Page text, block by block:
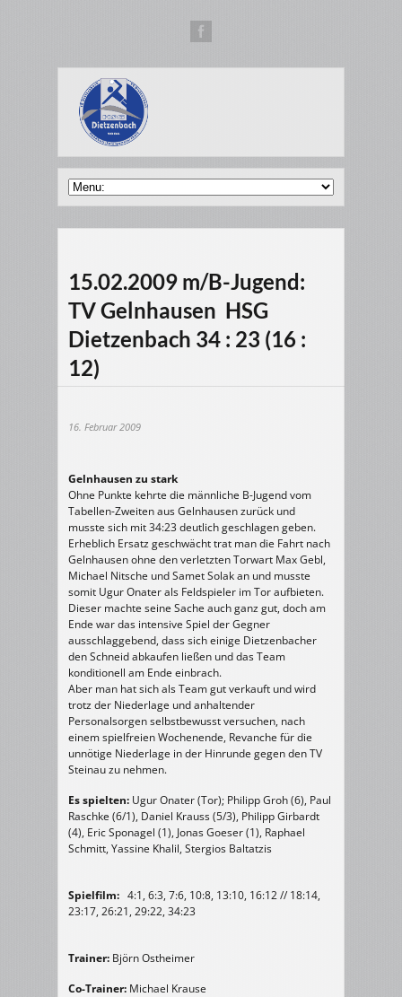
15.02.2009 m/B-Jugend:
TV Gelnhausen  HSG
Dietzenbach 34 : 23 (16 :
12)
16. Februar 2009
Gelnhausen zu stark
Ohne Punkte kehrte die männliche B-Jugend vom
Tabellen-Zweiten aus Gelnhausen zurück und
musste sich mit 34:23 deutlich geschlagen geben.
Erheblich Ersatz geschwächt trat man die Fahrt nach
Gelnhausen ohne den verletzten Torwart Max Gebl,
Michael Nitsche und Samet Solak an und musste
somit Ugur Onater als Feldspieler im Tor aufbieten.
Dieser machte seine Sache auch ganz gut, doch am
Ende war das intensive Spiel der Gegner
ausschlaggebend, dass sich einige Dietzenbacher
den Schneid abkaufen ließen und das Team
konditionell am Ende einbrach.
Aber man hat sich als Team gut verkauft und wird
trotz der Niederlage und anhaltender
Personalsorgen selbstbewusst versuchen, nach
einem spielfreien Wochenende, Revanche für die
unnötige Niederlage in der Hinrunde gegen den TV
Steinau zu nehmen.
Es spielten: Ugur Onater (Tor); Philipp Groh (6), Paul
Raschke (6/1), Daniel Krauss (5/3), Philipp Girbardt
(4), Eric Sponagel (1), Jonas Goeser (1), Raphael
Schmitt, Yassine Khalil, Stergios Baltatzis
Spielfilm: 4:1, 6:3, 7:6, 10:8, 13:10, 16:12 // 18:14,
23:17, 26:21, 29:22, 34:23
Trainer: Björn Ostheimer
Co-Trainer: Michael Krause